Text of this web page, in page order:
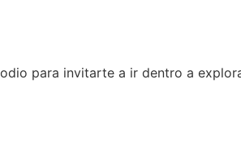
para invitarte a ir dentro a